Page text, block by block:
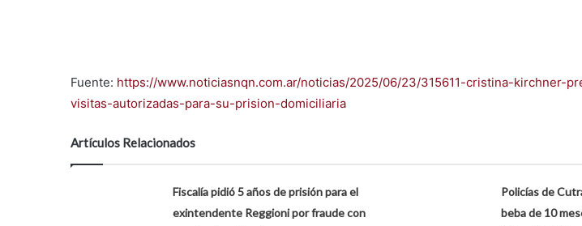
Fuente: https://www.noticiasnqn.com.ar/noticias/2025/06/23/315611-cristina-kirchner-
visitas-autorizadas-para-su-prision-domiciliaria
Artículos Relacionados
Fiscalía pidió 5 años de prisión para el
exintendente Reggioni por fraude con
Policías de
beba de 10